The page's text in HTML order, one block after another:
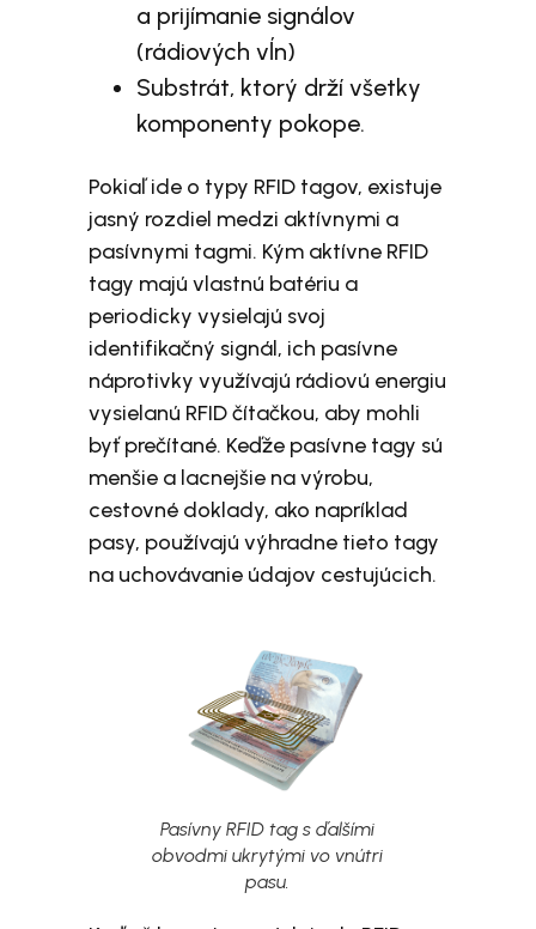
a prijímanie signálov
(rádiových vĺn)
Substrát, ktorý drží všetky
komponenty pokope.
Pokiaľ ide o typy RFID tagov, existuje
jasný rozdiel medzi aktívnymi a
pasívnymi tagmi. Kým aktívne RFID
tagy majú vlastnú batériu a
periodicky vysielajú svoj
identifikačný signál, ich pasívne
náprotivky využívajú rádiovú energiu
vysielanú RFID čítačkou, aby mohli
byť prečítané. Keďže pasívne tagy sú
menšie a lacnejšie na výrobu,
cestovné doklady, ako napríklad
pasy, používajú výhradne tieto tagy
na uchovávanie údajov cestujúcich.
Pasívny RFID tag s ďalšími
obvodmi ukrytými vo vnútri
pasu.